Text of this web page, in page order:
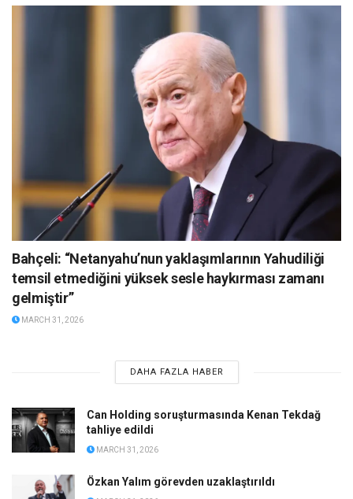
Bahçeli: “Netanyahu’nun yaklaşımlarının Yahudiliği
temsil etmediğini yüksek sesle haykırması zamanı
gelmiştir”
MARCH 31, 2026
DAHA FAZLA HABER
Can Holding soruşturmasında Kenan Tekdağ
tahliye edildi
MARCH 31, 2026
Özkan Yalım görevden uzaklaştırıldı